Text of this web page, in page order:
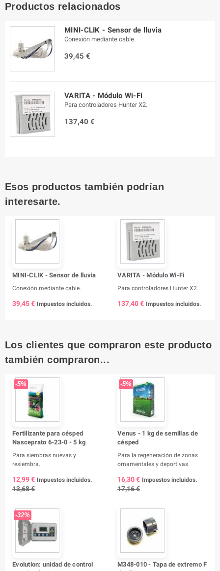
Productos relacionados
MINI-CLIK - Sensor de lluvia
Conexión mediante cable.
39,45 €
VARITA - Módulo Wi-Fi
Para controladores Hunter X2.
137,40 €
Esos productos también podrían
interesarte.
MINI-CLIK - Sensor de lluvia
Conexión mediante cable.
39,45 € Impuestos incluidos.
VARITA - Módulo Wi-Fi
Para controladores Hunter X2.
137,40 € Impuestos incluidos.
Los clientes que compraron este producto
también compraron...
-5%
Fertilizante para césped
Nasceprato 6-23-0 - 5 kg
Para siembras nuevas y
resiembra.
12,99 € Impuestos incluidos.
13,68 €
-5%
Venus - 1 kg de semillas de
césped
Para la regeneración de zonas
ornamentales y deportivas.
16,30 € Impuestos incluidos.
17,16 €
-32%
Evolution: unidad de control
M348-010 - Tapa de extremo F